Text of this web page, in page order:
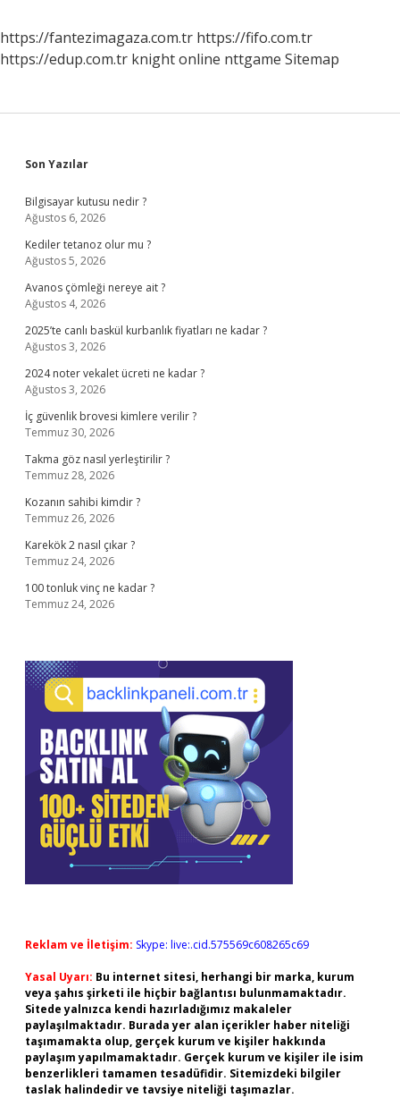
https://fantezimagaza.com.tr https://fifo.com.tr
https://edup.com.tr knight online nttgame Sitemap
Sidebar
Son Yazılar
Bilgisayar kutusu nedir ?
Ağustos 6, 2026
Kediler tetanoz olur mu ?
Ağustos 5, 2026
Avanos çömleği nereye ait ?
Ağustos 4, 2026
2025’te canlı baskül kurbanlık fiyatları ne kadar ?
Ağustos 3, 2026
2024 noter vekalet ücreti ne kadar ?
Ağustos 3, 2026
İç güvenlik brovesi kimlere verilir ?
Temmuz 30, 2026
Takma göz nasıl yerleştirilir ?
Temmuz 28, 2026
Kozanın sahibi kimdir ?
Temmuz 26, 2026
Karekök 2 nasıl çıkar ?
Temmuz 24, 2026
100 tonluk vinç ne kadar ?
Temmuz 24, 2026
Reklam ve İletişim: Skype: live:.cid.575569c608265c69
Yasal Uyarı: Bu internet sitesi, herhangi bir marka, kurum
veya şahıs şirketi ile hiçbir bağlantısı bulunmamaktadır.
Sitede yalnızca kendi hazırladığımız makaleler
paylaşılmaktadır. Burada yer alan içerikler haber niteliği
taşımamakta olup, gerçek kurum ve kişiler hakkında
paylaşım yapılmamaktadır. Gerçek kurum ve kişiler ile isim
benzerlikleri tamamen tesadüfidir. Sitemizdeki bilgiler
taslak halindedir ve tavsiye niteliği taşımazlar.